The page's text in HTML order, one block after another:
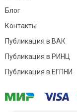
Блог
Контакты
Публикация в ВАК
Публикация в РИНЦ
Публикация в ЕГПНИ